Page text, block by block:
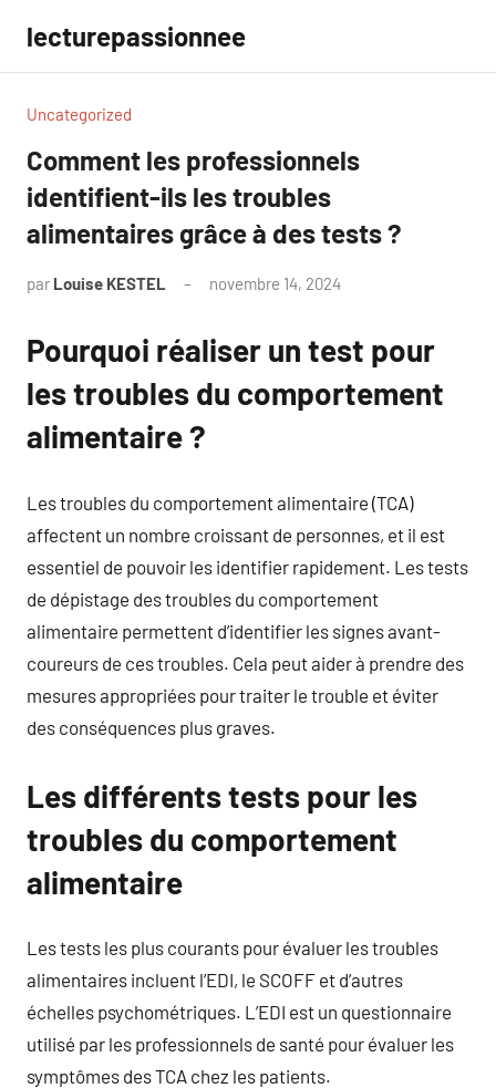
contenu
lecturepassionnee
Uncategorized
Comment les professionnels
identifient-ils les troubles
alimentaires grâce à des tests ?
par Louise KESTEL novembre 14, 2024
Pourquoi réaliser un test pour
les troubles du comportement
alimentaire ?
Les troubles du comportement alimentaire (TCA)
affectent un nombre croissant de personnes, et il est
essentiel de pouvoir les identifier rapidement. Les tests
de dépistage des troubles du comportement
alimentaire permettent d’identifier les signes avant-
coureurs de ces troubles. Cela peut aider à prendre des
mesures appropriées pour traiter le trouble et éviter
des conséquences plus graves.
Les différents tests pour les
troubles du comportement
alimentaire
Les tests les plus courants pour évaluer les troubles
alimentaires incluent l’EDI, le SCOFF et d’autres
échelles psychométriques. L’EDI est un questionnaire
utilisé par les professionnels de santé pour évaluer les
symptômes des TCA chez les patients.